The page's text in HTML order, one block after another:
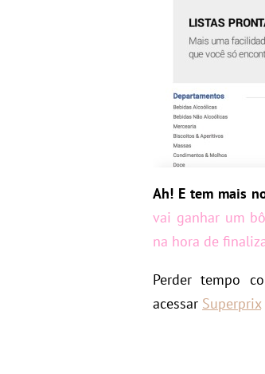
Ah! E tem mais
vai ganhar um
na hora de
Perder tempo
acessar Superprix